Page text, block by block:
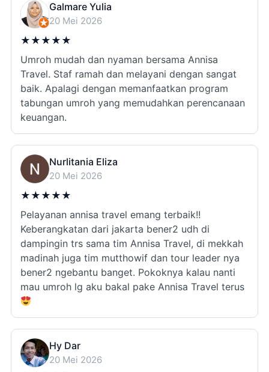
Galmare Yulia
20 Mei 2026
★ ★ ★ ★ ★
Umroh mudah dan nyaman bersama Annisa
Travel. Staf ramah dan melayani dengan sangat
baik. Apalagi dengan memanfaatkan program
tabungan umroh yang memudahkan perencanaan
keuangan.
Nurlitania Eliza
20 Mei 2026
★ ★ ★ ★ ★
Pelayanan annisa travel emang terbaik!!
Keberangkatan dari jakarta bener2 udh di
dampingin trs sama tim Annisa Travel, di mekkah
madinah juga tim mutthowif dan tour leader nya
bener2 ngebantu banget. Pokoknya kalau nanti
mau umroh lg aku bakal pake Annisa Travel terus
Hy Dar
20 Mei 2026